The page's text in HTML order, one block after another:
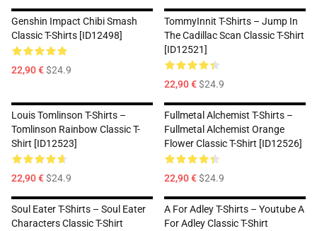
Genshin Impact Chibi Smash
Classic T-Shirts [ID12498]
22,90 €$24.9
TommyInnit T-Shirts – Jump In
The Cadillac Scan Classic T-Shirt
[ID12521]
22,90 €$24.9
Louis Tomlinson T-Shirts –
Tomlinson Rainbow Classic T-
Shirt [ID12523]
22,90 €$24.9
Fullmetal Alchemist T-Shirts –
Fullmetal Alchemist Orange
Flower Classic T-Shirt [ID12526]
22,90 €$24.9
Soul Eater T-Shirts – Soul Eater
Characters Classic T-Shirt
A For Adley T-Shirts – Youtube A
For Adley Classic T-Shirt